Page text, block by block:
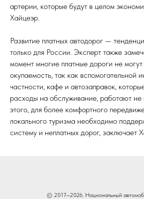
артерии, которые будут в целом
Хайцеэр.
Развитие платных автодорог —
только для России. Эксперт также
момент многие платные дороги не
окупаемость, так как вспомогательной
частности, кафе и автозаправок,
расходы на обслуживание, работают
этого, для более комфортного
локального туризма необходимо
систему и неплатных дорог, заключает
© 2017—2026. Национальный